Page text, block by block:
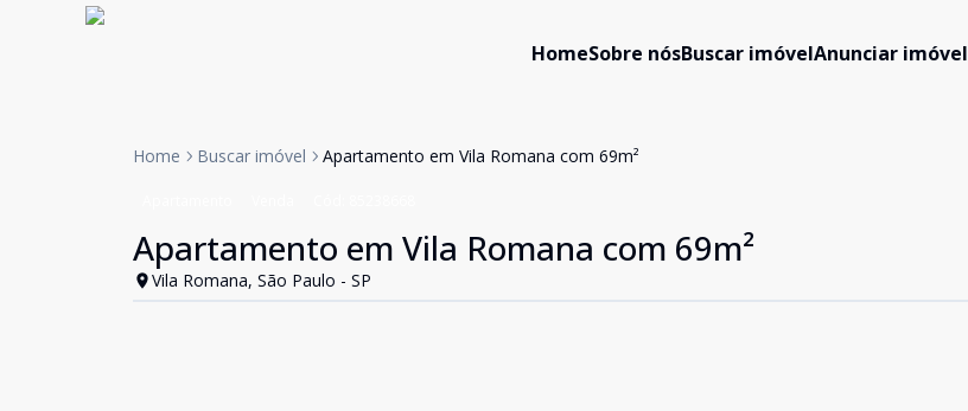
HomeSobre nósBuscar imóvelAnunciar imóvel
Home Buscar imóvel Apartamento em Vila Romana com 69m²
Apartamento em Vila Romana com 69m²
Vila Romana, São Paulo - SP